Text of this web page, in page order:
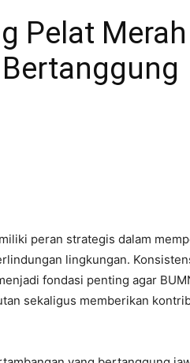
Pelat
peran strategis dalam
lingkungan.
fondasi penting agar
sekaligus memberikan